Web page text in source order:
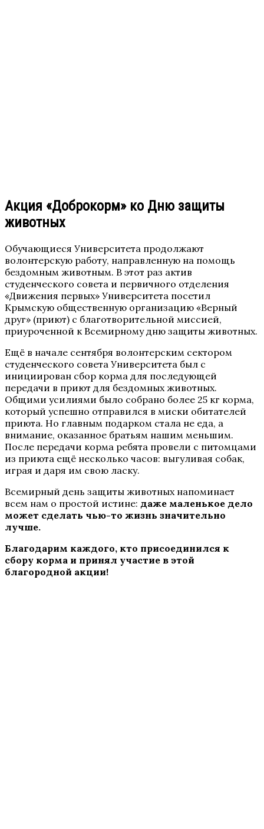
Акция «Доброкорм» ко Дню защиты
животных
Обучающиеся Университета продолжают
волонтерскую работу, направленную на помощь
бездомным животным. В этот раз актив
студенческого совета и первичного отделения
«Движения первых» Университета посетил
Крымскую общественную организацию «Верный
друг» (приют) с благотворительной миссией,
приуроченной к Всемирному дню защиты животных.
Ещё в начале сентября волонтерским сектором
студенческого совета Университета был с
инициирован сбор корма для последующей
передачи в приют для бездомных животных.
Общими усилиями было собрано более 25 кг корма,
который успешно отправился в миски обитателей
приюта. Но главным подарком стала не еда, а
внимание, оказанное братьям нашим меньшим.
После передачи корма ребята провели с питомцами
из приюта ещё несколько часов: выгуливая собак,
играя и даря им свою ласку.
Всемирный день защиты животных напоминает
всем нам о простой истине: даже маленькое дело
может сделать чью-то жизнь значительно
лучше.
Благодарим каждого, кто присоединился к
сбору корма и принял участие в этой
благородной акции!